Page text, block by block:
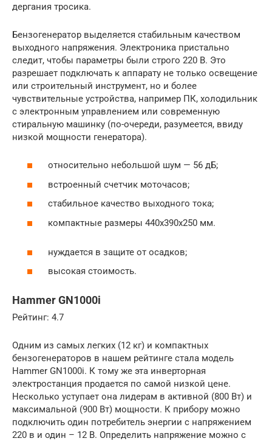
дергания тросика.
Бензогенератор выделяется стабильным качеством
выходного напряжения. Электроника пристально
следит, чтобы параметры были строго 220 В. Это
разрешает подключать к аппарату не только освещение
или строительный инструмент, но и более
чувствительные устройства, например ПК, холодильник
с электронным управлением или современную
стиральную машинку (по-очереди, разумеется, ввиду
низкой мощности генератора).
относительно небольшой шум — 56 дБ;
встроенный счетчик моточасов;
стабильное качество выходного тока;
компактные размеры 440х390х250 мм.
нуждается в защите от осадков;
высокая стоимость.
Hammer GN1000i
Рейтинг: 4.7
Одним из самых легких (12 кг) и компактных
бензогенераторов в нашем рейтинге стала модель
Hammer GN1000i. К тому же эта инверторная
электростанция продается по самой низкой цене.
Несколько уступает она лидерам в активной (800 Вт) и
максимальной (900 Вт) мощности. К прибору можно
подключить один потребитель энергии с напряжением
220 в и один – 12 В. Определить напряжение можно с